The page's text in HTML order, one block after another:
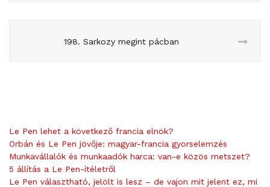
198. Sarkozy megint pácban
Le Pen lehet a következő francia elnök?
Orbán és Le Pen jövője: magyar-francia gyorselemzés
Munkavállalók és munkaadók harca: van-e közös metszet?
5 állítás a Le Pen-ítéletről
Le Pen választható, jelölt is lesz – de vajon mit jelent ez, mi